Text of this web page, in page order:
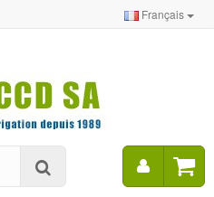
Français
Mon